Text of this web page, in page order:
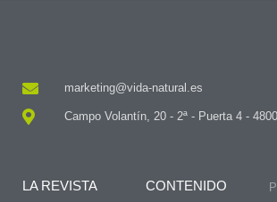
marketing@vida-natural.es
Campo Volantín, 20 - 2ª - Puerta 4 -
LA REVISTA CONTENIDO